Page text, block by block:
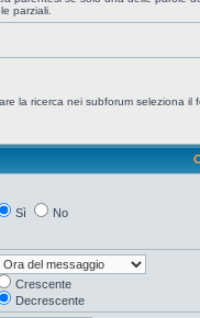
parziali.
la ricerca nei subforum seleziona il
Sì No
Crescente
Decrescente